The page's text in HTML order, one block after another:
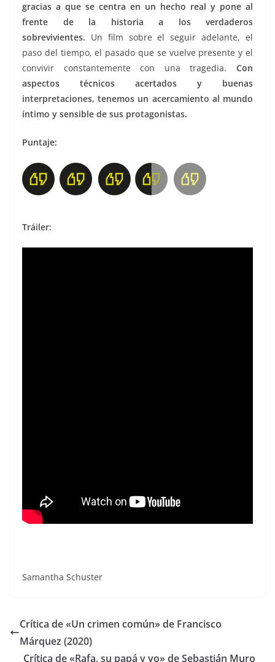
gracias a que se centra en un hecho real y pone al
frente de la historia a los verdaderos
sobrevivientes. Un film sobre el seguir adelante, el
paso del tiempo, el pasado que se vuelve presente y el
convivir constantemente con una tragedia. Con
aspectos técnicos acertados y buenas
interpretaciones, tenemos un acercamiento al mundo
íntimo y sensible de sus protagonistas.
Puntaje:
Tráiler:
Samantha Schuster
Crítica de «Un crimen común» de Francisco
Márquez (2020)
Crítica de «Rafa, su papá y yo» de Sebastián Muro